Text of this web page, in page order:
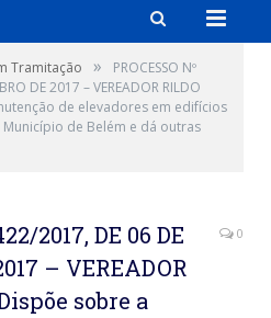
Tramitação »
PROCESSO Nº
DE 2017 – VEREADOR RILDO
de elevadores em edifícios
de Belém e dá outras
2017, DE 06 DE
– VEREADOR
sobre a
0